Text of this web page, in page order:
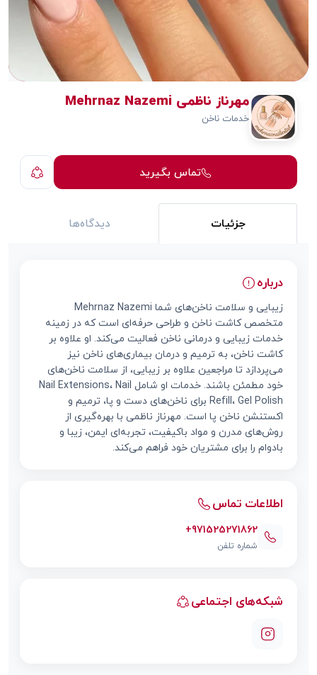
مهرناز ناظمی Mehrnaz Nazemi
خدمات ناخن
تماس بگیرید
جزئیات دیدگاه‌ها
درباره
زیبایی و سلامت ناخن‌های شما Mehrnaz Nazemi
متخصص کاشت ناخن و طراحی حرفه‌ای است که در زمینه
خدمات زیبایی و درمانی ناخن فعالیت می‌کند. او علاوه بر
کاشت ناخن، به ترمیم و درمان بیماری‌های ناخن نیز
می‌پردازد تا مراجعین علاوه بر زیبایی، از سلامت ناخن‌های
خود مطمئن باشند. خدمات او شامل Nail Extensions، Nail
Refill، Gel Polish برای ناخن‌های دست و پا، ترمیم و
اکستنشن ناخن پا است. مهرناز ناظمی با بهره‌گیری از
روش‌های مدرن و مواد باکیفیت، تجربه‌ای ایمن، زیبا و
بادوام را برای مشتریان خود فراهم می‌کند.
اطلاعات تماس
+971525271862
شماره تلفن
شبکه‌های اجتماعی